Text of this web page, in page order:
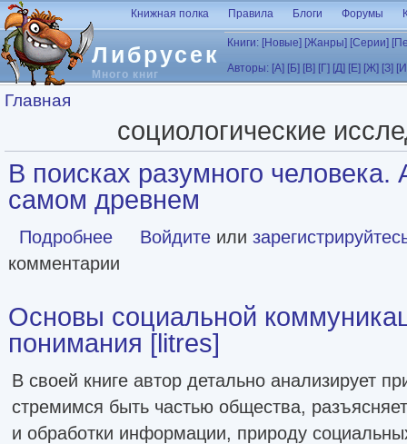
Перейти к основному содержанию
Либрусек
Много книг
Книжная полка Правила Блоги Форумы
Книги: [Новые] [Жанры] [Серии]
Авторы: [А] [Б] [В] [Г] [Д] [Е] [Ж] [З]
Вы здесь
Главная
социологические
В поисках разумного человека.
самом древнем
Подробнее о В поисках разумного человека. Археология о самом
Войдите или
комментарии
Основы социальной
понимания [litres]
В своей книге автор детально анализирует
стремимся быть частью общества,
и обработки информации, природу